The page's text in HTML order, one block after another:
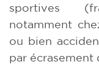
sportives
notamment
ou bien
par écrasement